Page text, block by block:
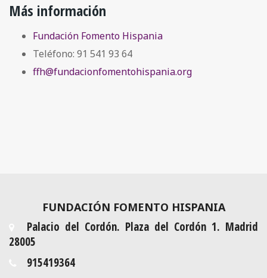
Más información
Fundación Fomento Hispania
Teléfono: 91 541 93 64
ffh@fundacionfomentohispania.org
FUNDACIÓN FOMENTO HISPANIA
Palacio del Cordón. Plaza del Cordón 1. Madrid
28005
915419364